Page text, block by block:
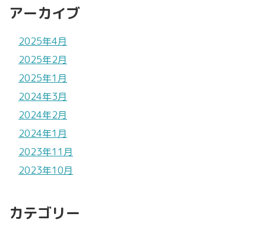
アーカイブ
2025年4月
2025年2月
2025年1月
2024年3月
2024年2月
2024年1月
2023年11月
2023年10月
カテゴリー